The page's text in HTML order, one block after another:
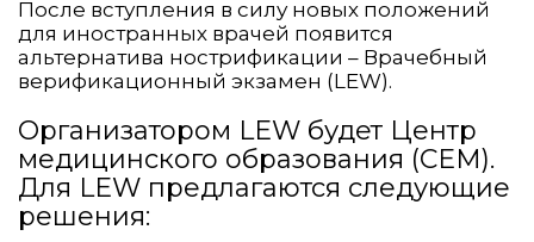
После вступления в силу новых положений
для иностранных врачей появится
альтернатива нострификации – Врачебный
верификационный экзамен (LEW).
Организатором LEW будет Центр
медицинского образования (CEM).
Для LEW предлагаются следующие
решения: